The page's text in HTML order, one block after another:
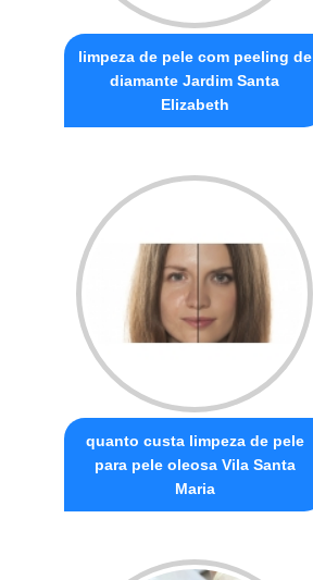
limpeza de pele com peeling de
diamante Jardim Santa
Elizabeth
quanto custa limpeza de pele
para pele oleosa Vila Santa
Maria